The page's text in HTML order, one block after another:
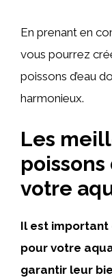
En prenant en
vous pourrez
poissons d’eau
harmonieux.
Les
poissons
votre
Il est important
pour votre
garantir leur